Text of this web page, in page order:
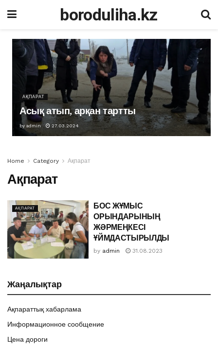
boroduliha.kz
АҚПАРАТ
Асық атып, арқан тартты
by admin 27.03.2024
Home Category Ақпарат
Ақпарат
АҚПАРАТ
БОС ЖҰМЫС
ОРЫНДАРЫНЫҢ
ЖӘРМЕҢКЕСІ
ҰЙМДАСТЫРЫЛДЫ
by admin 31.08.2023
Жаңалықтар
Ақпараттық хабарлама
Информационное сообщение
Цена дороги